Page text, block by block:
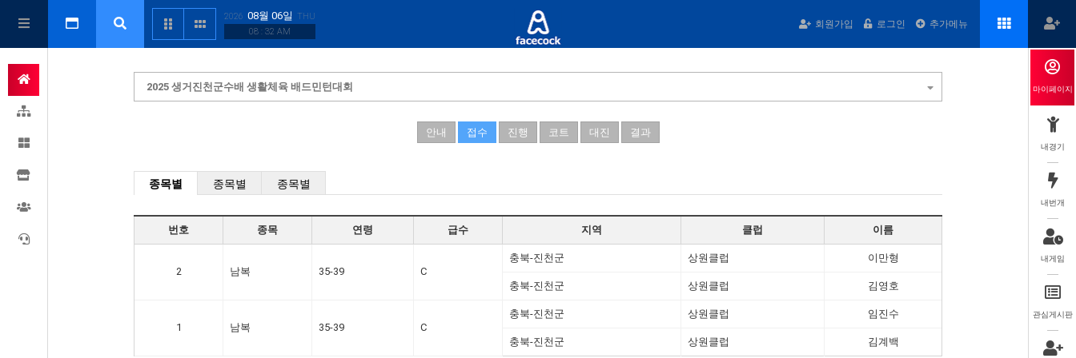
2026 08월 06일
THU
08 : 32 AM
회원가입 로그인 추가메뉴
2025 생거진천군수배 생활체육 배드민턴대회
안내 접수 진행 코트 대진 결과
종목별 종목별 종목별
번호 종목 연령 급수 지역 클럽 이름
2 남복 35-39 C
충북-진천군 상원클럽 이만형
충북-진천군 상원클럽 김영호
1 남복 35-39 C
충북-진천군 상원클럽 임진수
충북-진천군 상원클럽 김계백
마이페이지
내경기
내번개
내게임
관심게시판